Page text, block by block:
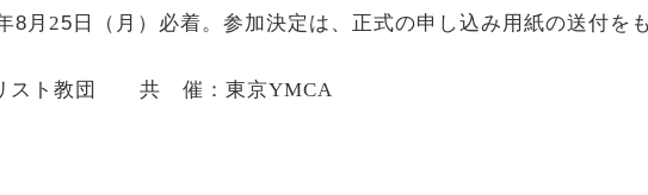
8月 25日（月）必着。参加決定は、正式の申し込み用紙の送付を
スト教団 共 催：東京YMCA